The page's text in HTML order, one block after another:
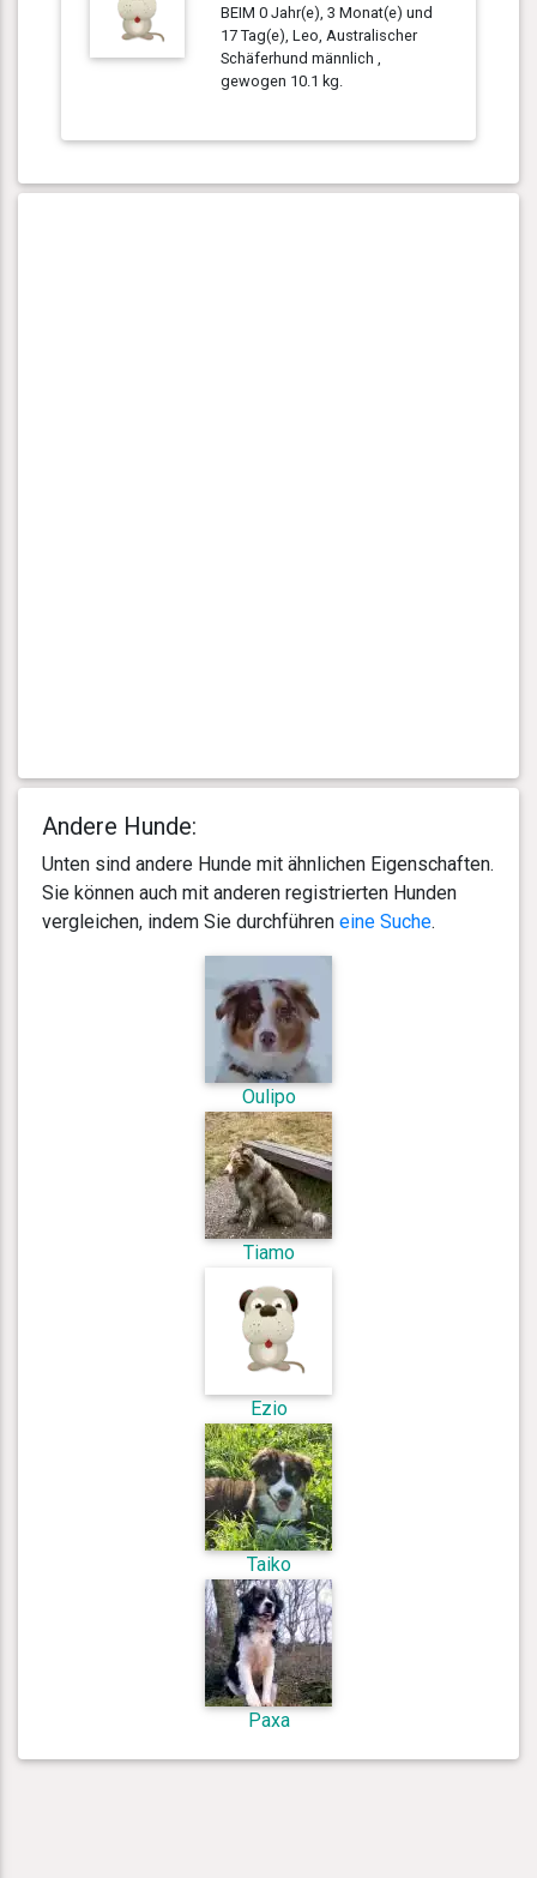
BEIM 0 Jahr(e), 3 Monat(e) und
17 Tag(e), Leo, Australischer
Schäferhund männlich ,
gewogen 10.1 kg.
Andere Hunde:
Unten sind andere Hunde mit ähnlichen Eigenschaften.
Sie können auch mit anderen registrierten Hunden
vergleichen, indem Sie durchführen eine Suche.
Oulipo
Tiamo
Ezio
Taiko
Paxa